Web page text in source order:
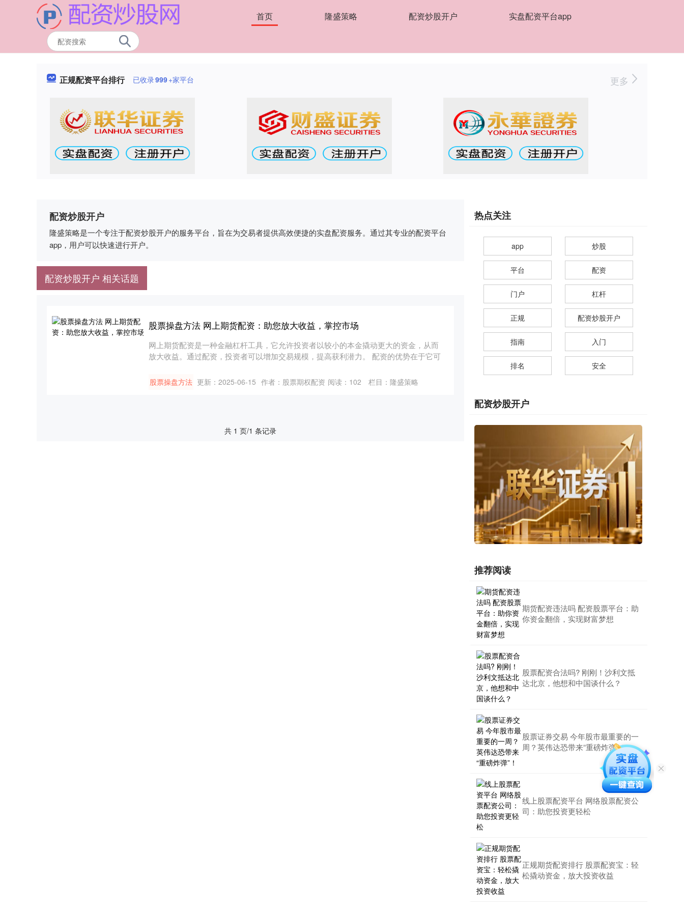
首页 隆盛策略 配资炒股开户 实盘配资平台app
正规配资平台排行 已收录999+家平台 更多
配资炒股开户
隆盛策略是一个专注于配资炒股开户的服务平台，旨在为交易者提供高效便捷的实盘配资服务。通过其专业的配资平台
app，用户可以快速进行开户。
配资炒股开户 相关话题
股票操盘方法 网上期货配资：助您放大收益，掌控市场
网上期货配资是一种金融杠杆工具，它允许投资者以较小的本金撬动更大的资金，从而
放大收益。通过配资，投资者可以增加交易规模，提高获利潜力。 配资的优势在于它可
股票操盘方法 更新：2025-06-15 作者：股票期权配资 阅读： 102 栏目： 隆盛策略
共 1 页/1 条记录
热点关注
app 炒股
平台 配资
门户 杠杆
正规 配资炒股开户
指南 入门
排名 安全
配资炒股开户
推荐阅读
期货配资违法吗 配资股票平台：助
你资金翻倍，实现财富梦想
股票配资合法吗? 刚刚！沙利文抵
达北京，他想和中国谈什么？
股票证券交易 今年股市最重要的一
周？英伟达恐带来“重磅炸弹”！
线上股票配资平台 网络股票配资公
司：助您投资更轻松
正规期货配资排行 股票配资宝：轻
松撬动资金，放大投资收益